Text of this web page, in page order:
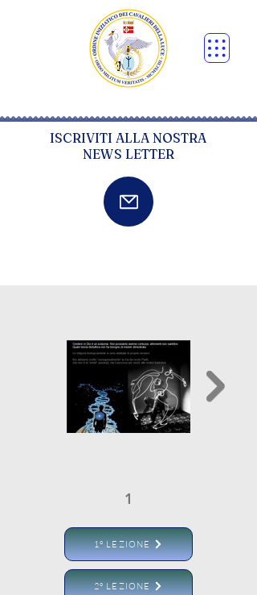
ISCRIVITI ALLA NOSTRA
NEWS LETTER
1
1° LEZIONE
2° LEZIONE